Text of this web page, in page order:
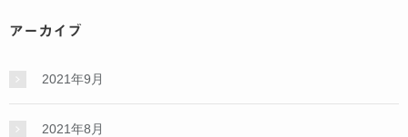
アーカイブ
2021年9月
2021年8月